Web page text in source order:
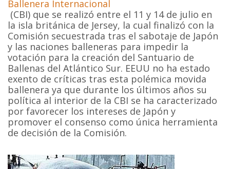
Ballenera Internacional
(CBI) que se realizó entre el 11 y 14 de julio en
la isla británica de Jersey, la cual finalizó con la
Comisión secuestrada tras el sabotaje de Japón
y las naciones balleneras para impedir la
votación para la creación del Santuario de
Ballenas del Atlántico Sur. EEUU no ha estado
exento de críticas tras esta polémica movida
ballenera ya que durante los últimos años su
política al interior de la CBI se ha caracterizado
por favorecer los intereses de Japón y
promover el consenso como única herramienta
de decisión de la Comisión.